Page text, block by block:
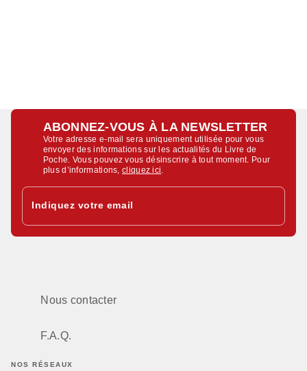
ABONNEZ-VOUS À LA NEWSLETTER
Votre adresse e-mail sera uniquement utilisée pour vous
envoyer des informations sur les actualités du Livre de
Poche. Vous pouvez vous désinscrire à tout moment. Pour
plus d’informations,cliquez ici
Indiquez votre email
Nous contacter
F.A.Q.
NOS RÉSEAUX